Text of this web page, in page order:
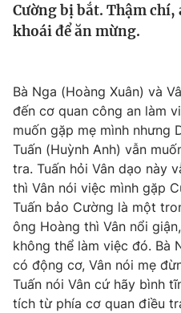
Thế giới đó đây
Câu chuyện quốc tế
Tài chính
Góc doanh nghiệp
Dữ liệu và đời sống
Truyền hình
Phim VTV
Hậu trường
Nhân vật
Khán giả
Giải sao mai
Giải trí
Điện ảnh
Âm nhạc
Sao
Đời sống
Du lịch
Làm đẹp
Chất lượng cuộc sống
Giáo dục
Tuyển sinh
Học trực tuyến
Công nghệ
Hitech Công nghệ tương lai
Cường bị bắt. Thậm
khoái để ăn mừng.
Bà Nga (Hoàng Xuân) và
đến cơ quan công an làm
muốn gặp mẹ mình nhưng
Tuấn (Huỳnh Anh) vẫn
tra. Tuấn hỏi Vân dạo này
thì Vân nói việc mình gặp
Tuấn bảo Cường là một
ông Hoàng thì Vân nổi
không thể làm việc đó. Bà
có động cơ, Vân nói mẹ
Tuấn nói Vân cứ hãy bình
tích từ phía cơ quan điều